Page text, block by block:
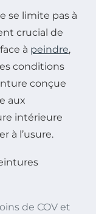
se limite pas à
crucial de
à peindre,
conditions
conçue
aux
intérieure
à l’usure.
de COV et